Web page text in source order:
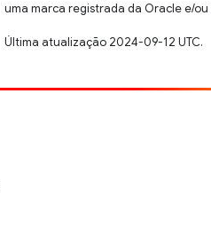
uma marca registrada da Oracle e/ou
Última atualização 2024-09-12 UTC.